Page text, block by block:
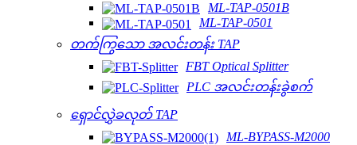
ML-TAP-0501B
ML-TAP-0501
တက်ကြွသော အလင်းတန်း TAP
FBT Optical Splitter
PLC အလင်းတန်းခွဲစက်
ရှောင်လွှဲခလုတ် TAP
ML-BYPASS-M2000